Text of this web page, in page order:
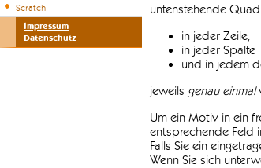
Scratch
Impressum
Datenschutz
untenstehende
in jeder Zeile,
in jeder Spalte
und in jedem
jeweils genau einmal
Um ein Motiv in ein
entsprechende Feld
Falls Sie ein
Wenn Sie sich